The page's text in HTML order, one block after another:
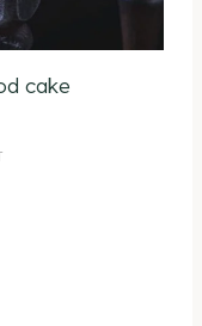
cake